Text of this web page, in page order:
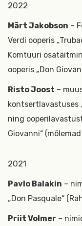
2022
Märt Jakobson –
Verdi ooperis
Komtuuri
ooperis „Don
Risto Joost –
kontsertlavastuses
ning
Giovanni“
2021
Pavlo Balakin –
„Don Pasquale“
Priit Volmer –